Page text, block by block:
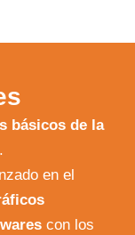
básicos de la
.
en el
con los